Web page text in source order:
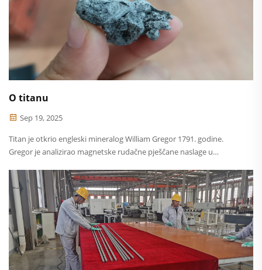
O titanu
Sep 19, 2025
Titan je otkrio engleski mineralog William Gregor 1791. godine.
Gregor je analizirao magnetske rudačne pješčane naslage u
godine, iz rutila dobivenog u Mađarskoj, njemački kemičar M. H.
Klaproth...